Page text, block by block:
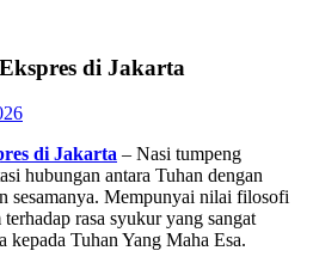
di Jakarta
di Jakarta – Nasi tumpeng
hubungan antara Tuhan dengan
sesamanya. Mempunyai nilai filosofi
rasa syukur yang sangat
kepada Tuhan Yang Maha Esa.